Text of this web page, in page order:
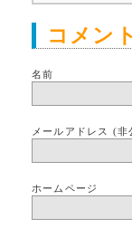
コメン
名前
メールアドレス (非
ホームページ